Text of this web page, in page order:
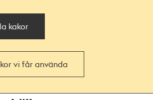
kakor
vi får använda